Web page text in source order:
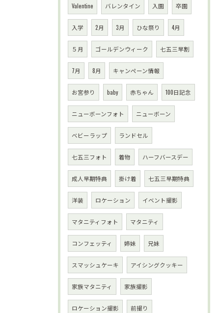
Valentine バレンタイン 入園 卒園
入学 2月 3月 ひな祭り 4月
５月 ゴールデンウィーク 七五三早割
7月 8月 キャンペーン情報
お宮参り baby 赤ちゃん 100日記念
ニューボーンフォト ニューボーン
ベビーラップ ランドセル
七五三フォト 着物 ハーフバースデー
成人早期特典 掛け着 七五三早期特典
洋装 ロケーション イベント撮影
マタニティフォト マタニティ
コンフェッティ 姉妹 兄妹
スマッシュケーキ アイシングクッキー
家族マタニティ 家族撮影
ロケーション撮影 前撮り